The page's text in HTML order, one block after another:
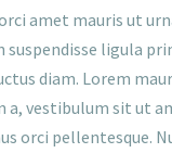
amet mauris ut
ligula
diam. Lorem
vestibulum sit ut
orci pellentesque.